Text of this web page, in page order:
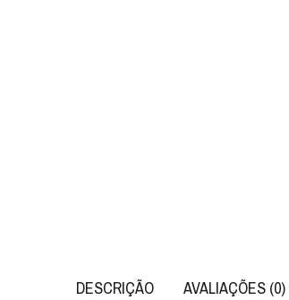
DESCRIÇÃO AVALIAÇÕES (0)